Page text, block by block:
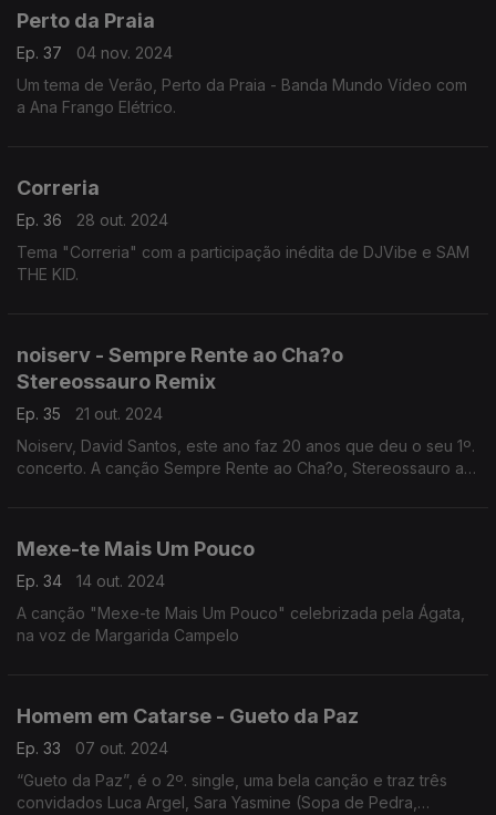
Perto da Praia
Ep. 37
04 nov. 2024
Um tema de Verão, Perto da Praia - Banda Mundo Vídeo com
a Ana Frango Elétrico.
Correria
Ep. 36
28 out. 2024
Tema "Correria" com a participação inédita de DJVibe e SAM
THE KID.
noiserv - Sempre Rente ao Cha?o
Stereossauro Remix
Ep. 35
21 out. 2024
Noiserv, David Santos, este ano faz 20 anos que deu o seu 1º.
concerto. A canção Sempre Rente ao Cha?o, Stereossauro a
Mexe-te Mais Um Pouco
Ep. 34
14 out. 2024
A canção "Mexe-te Mais Um Pouco" celebrizada pela Ágata,
na voz de Margarida Campelo
Homem em Catarse - Gueto da Paz
Ep. 33
07 out. 2024
“Gueto da Paz”, é o 2º. single, uma bela canção e traz três
convidados Luca Argel, Sara Yasmine (Sopa de Pedra,